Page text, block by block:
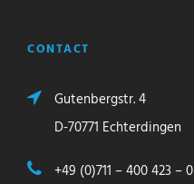
CONTACT
Gutenbergstr. 4
D-70771 Echterdingen
+49 (0)711 – 400 423 – 0